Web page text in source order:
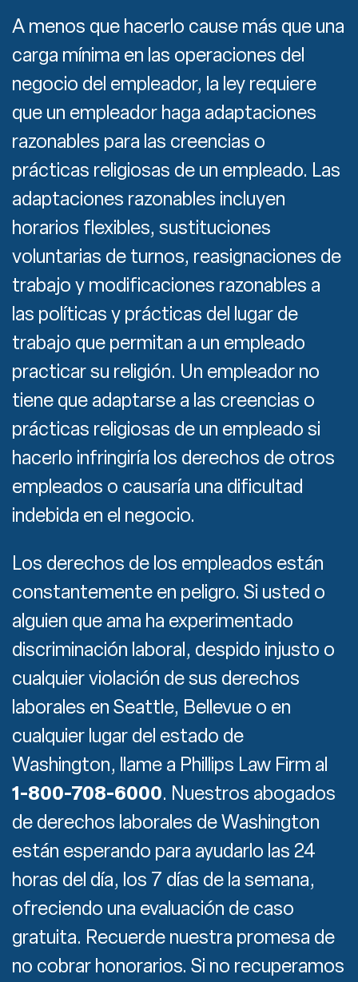
A menos que hacerlo cause más que una
carga mínima en las operaciones del
negocio del empleador, la ley requiere
que un empleador haga adaptaciones
razonables para las creencias o
prácticas religiosas de un empleado. Las
adaptaciones razonables incluyen
horarios flexibles, sustituciones
voluntarias de turnos, reasignaciones de
trabajo y modificaciones razonables a
las políticas y prácticas del lugar de
trabajo que permitan a un empleado
practicar su religión. Un empleador no
tiene que adaptarse a las creencias o
prácticas religiosas de un empleado si
hacerlo infringiría los derechos de otros
empleados o causaría una dificultad
indebida en el negocio.
Los derechos de los empleados están
constantemente en peligro. Si usted o
alguien que ama ha experimentado
discriminación laboral, despido injusto o
cualquier violación de sus derechos
laborales en Seattle, Bellevue o en
cualquier lugar del estado de
Washington, llame a Phillips Law Firm al
1-800-708-6000. Nuestros abogados
de derechos laborales de Washington
están esperando para ayudarlo las 24
horas del día, los 7 días de la semana,
ofreciendo una evaluación de caso
gratuita. Recuerde nuestra promesa de
no cobrar honorarios. Si no recuperamos